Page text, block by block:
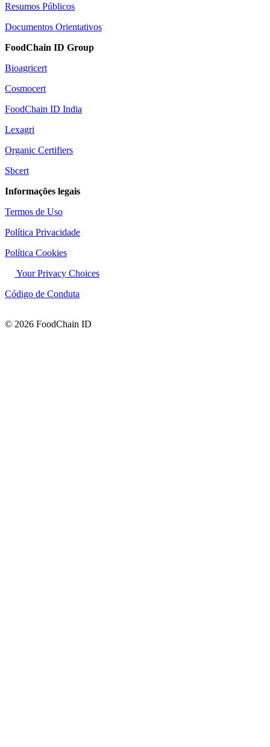
Resumos Públicos
Documentos Orientativos
FoodChain ID Group
Bioagricert
Cosmocert
FoodChain ID India
Lexagri
Organic Certifiers
Sbcert
Informações legais
Termos de Uso
Política Privacidade
Política Cookies
Your Privacy Choices
Código de Conduta
© 2026 FoodChain ID